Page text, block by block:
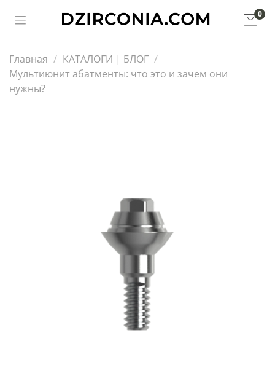
0
Главная
КАТАЛОГИ | БЛОГ
Мультиюнит абатменты: что это и зачем они
нужны?